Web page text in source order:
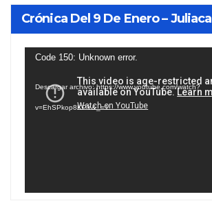
Crónica Del 9 De Enero – Juliaca
Reproductor
vídeo
Code 150: Unknown error.
Descargar archivo: https://www.youtube.com/watch?
v=EhSPkop8KPY&_=1